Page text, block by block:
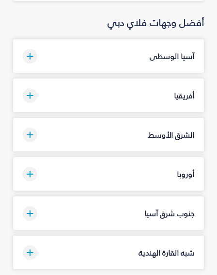
أفضل وجهات فلاي دبي
آسيا الوسطى
أفريقيا
الشرق الأوسط
أوروبا
جنوب شرق آسيا
شبه القارة الهندية